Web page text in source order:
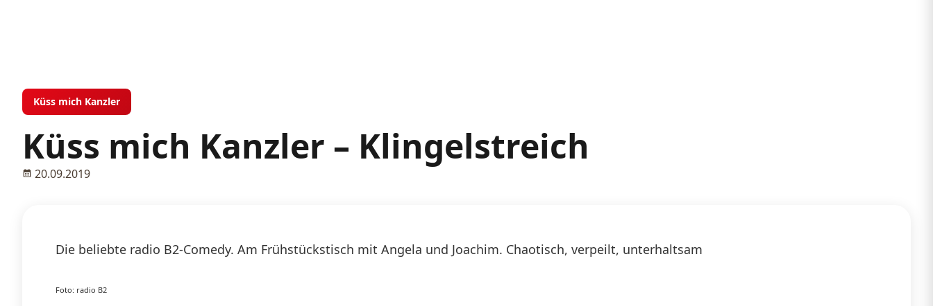
Küss mich Kanzler
Küss mich Kanzler – Klingelstreich
20.09.2019
Die beliebte radio B2-Comedy. Am Frühstückstisch mit Angela und Joachim. Chaotisch, verpeilt, unterhaltsam
Foto: radio B2